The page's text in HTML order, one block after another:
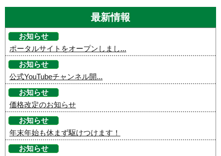
最新情報
お知らせ
ポータルサイトをオープンしまし...
お知らせ
公式YouTubeチャンネル開...
お知らせ
価格改定のお知らせ
お知らせ
年末年始も休まず駆けつけます！
お知らせ